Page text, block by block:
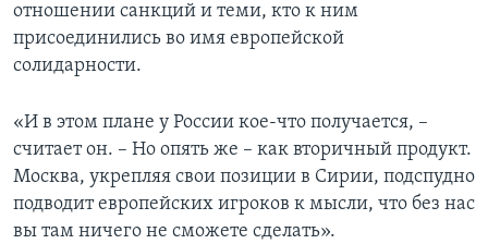
отношении санкций и теми, кто к ним
присоединились во имя европейской
солидарности.
«И в этом плане у России кое-что получается, –
считает он. – Но опять же – как вторичный продукт.
Москва, укрепляя свои позиции в Сирии, подспудно
подводит европейских игроков к мысли, что без нас
вы там ничего не сможете сделать».